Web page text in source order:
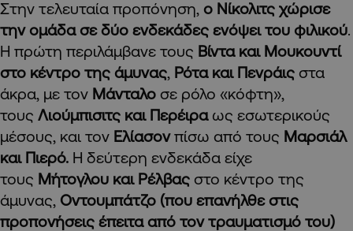
Στην τελευταία προπόνηση, ο Νίκολιτς χώρισε
την ομάδα σε δύο ενδεκάδες ενόψει του φιλικού.
Η πρώτη περιλάμβανε τους Βίντα και Μουκουντί
στο κέντρο της άμυνας, Ρότα και Πενράις στα
άκρα, με τον Μάνταλο σε ρόλο «κόφτη»,
τους Λιούμπισιτς και Περέιρα ως εσωτερικούς
μέσους, και τον Ελίασον πίσω από τους Μαρσιάλ
και Πιερό. Η δεύτερη ενδεκάδα είχε
τους Μήτογλου και Ρέλβας στο κέντρο της
άμυνας, Οντουμπάτζο (που επανήλθε στις
προπονήσεις έπειτα από τον τραυματισμό του)